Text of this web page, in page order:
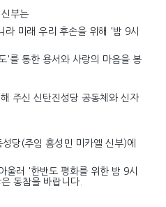
부는
라 미래 우리 후손을 위해 '밤 9시
'를 통한 용서와 사랑의 마음을 봉
주신 신탄진성당 공동체와 신자
당(주임 홍성민 미카엘 신부)에
울러 '한반도 평화를 위한 밤 9시
동참을 바랍니다.